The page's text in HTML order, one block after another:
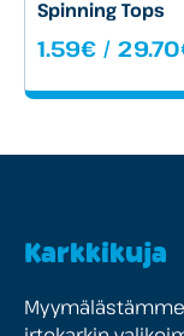
Spinning Tops
1.59€ / 29.70
Karkkikuja